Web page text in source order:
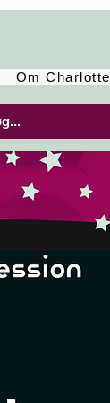
Om Charlotte